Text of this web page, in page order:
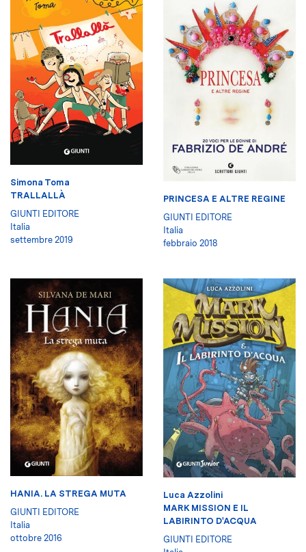
Simona Toma
TRALLALLÀ
GIUNTI EDITORE
Italia
settembre 2019
PRINCESA E ALTRE REGINE
GIUNTI EDITORE
Italia
febbraio 2018
HANIA. LA STREGA MUTA
GIUNTI EDITORE
Italia
ottobre 2016
Luca Azzolini
MARK MISSION E IL
LABIRINTO D'ACQUA
GIUNTI EDITORE